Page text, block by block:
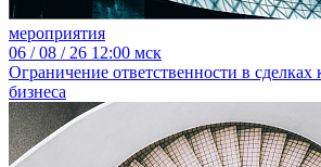
мероприятия
06 / 08 / 26 12:00 мск
Ограничение ответственности в
бизнеса